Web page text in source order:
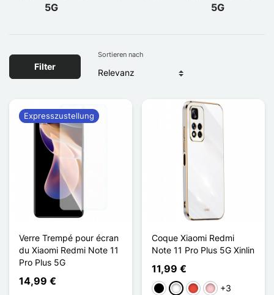
5G
5G
Filter
Sortieren nach
Verre Trempé pour écran
du Xiaomi Redmi Note 11
Pro Plus 5G
14,99 €
Expresszustellung
Coque Xiaomi Redmi
Note 11 Pro Plus 5G Xinlin
11,99 €
Schwarz
WeißRot Pink+3